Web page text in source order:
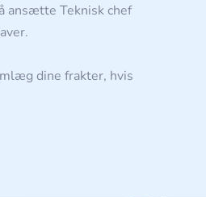
ansætte Teknisk chef
dine frakter, hvis